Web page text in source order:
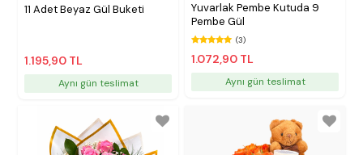
11 Adet Beyaz Gül Buketi
1.195,90 TL
Aynı gün teslimat
Yuvarlak Pembe Kutuda 9
Pembe Gül
(3)
1.072,90 TL
Aynı gün teslimat